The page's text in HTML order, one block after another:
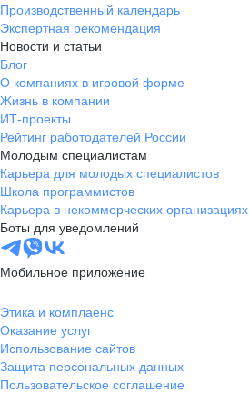
Производственный календарь
Экспертная рекомендация
Новости и статьи
Блог
О компаниях в игровой форме
Жизнь в компании
ИТ-проекты
Рейтинг работодателей России
Молодым специалистам
Карьера для молодых специалистов
Школа программистов
Карьера в некоммерческих организациях
Боты для уведомлений
Мобильное приложение
Этика и комплаенс
Оказание услуг
Использование сайтов
Защита персональных данных
Пользовательское соглашение